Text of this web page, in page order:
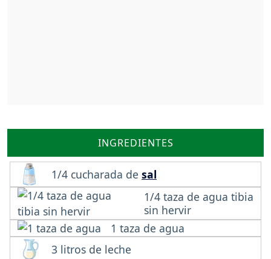
INGREDIENTES
1/4 cucharada de sal
1/4 taza de agua tibia
sin hervir
1 taza de agua
3 litros de leche